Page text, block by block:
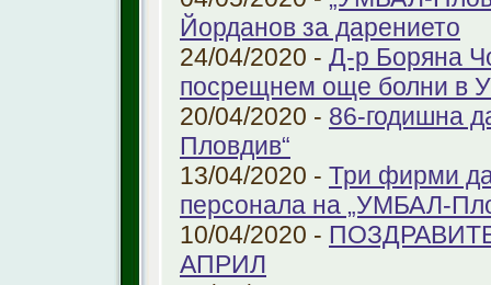
Йорданов за дарението
24/04/2020 - Д-р Боряна
посрещнем още болни в
20/04/2020 - 86-годишна
Пловдив“
13/04/2020 - Три фирми
персонала на „УМБАЛ-
10/04/2020 -
АПРИЛ